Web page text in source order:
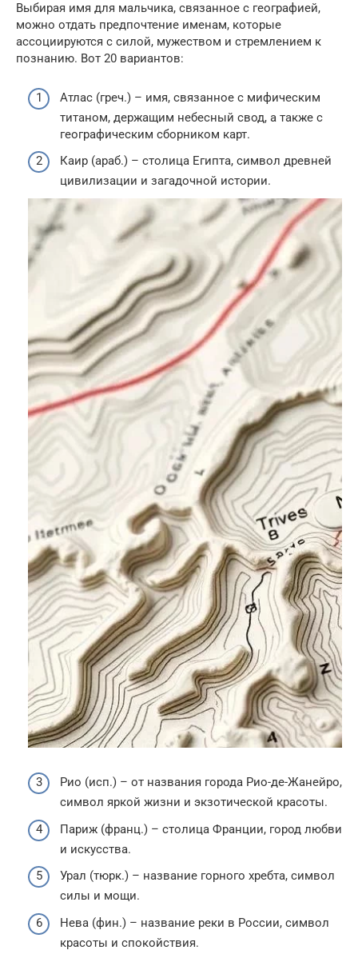
Выбирая имя для мальчика, связанное с географией,
можно отдать предпочтение именам, которые
ассоциируются с силой, мужеством и стремлением к
познанию. Вот 20 вариантов:
Атлас (греч.) – имя, связанное с мифическим
титаном, держащим небесный свод, а также с
географическим сборником карт.
Каир (араб.) – столица Египта, символ древней
цивилизации и загадочной истории.
Рио (исп.) – от названия города Рио-де-Жанейро,
символ яркой жизни и экзотической красоты.
Париж (франц.) – столица Франции, город любви
и искусства.
Урал (тюрк.) – название горного хребта, символ
силы и мощи.
Нева (фин.) – название реки в России, символ
красоты и спокойствия.